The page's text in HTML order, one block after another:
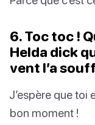
6. Toc toc !
Helda dick
vent l’a
J’espère que toi
bon moment !